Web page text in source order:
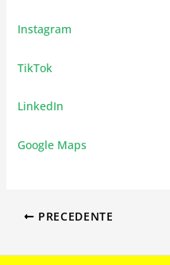
Instagram
TikTok
LinkedIn
Google Maps
PRECEDENTE